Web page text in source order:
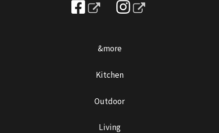
&more
Kitchen
Outdoor
Living